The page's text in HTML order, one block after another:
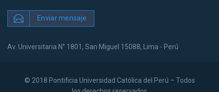
Enviar mensaje
Av. Universitaria N° 1801, San Miguel 15088, Lima - Perú
© 2018 Pontificia Universidad Católica del Perú – Todos